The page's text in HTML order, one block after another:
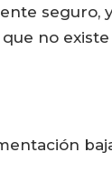
seguro,
no